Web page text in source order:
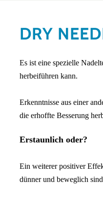
DRY
Es ist eine spezielle
herbeiführen kann.
Erkenntnisse aus einer
die erhoffte Besserung
Erstaunlich oder?
Ein weiterer positiver
dünner und beweglich